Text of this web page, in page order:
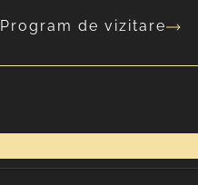
Program de vizitare